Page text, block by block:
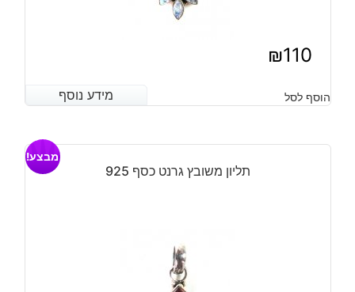
₪110
מידע נוסף הוסף לסל מידע נוסף
תליון משובץ גרנט כסף 925
מבצע!